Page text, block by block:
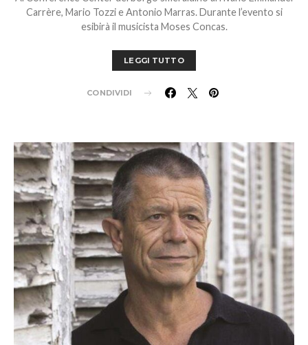
Carrère, Mario Tozzi e Antonio Marras. Durante l’evento si
esibirà il musicista Moses Concas.
LEGGI TUTTO
CONDIVIDI